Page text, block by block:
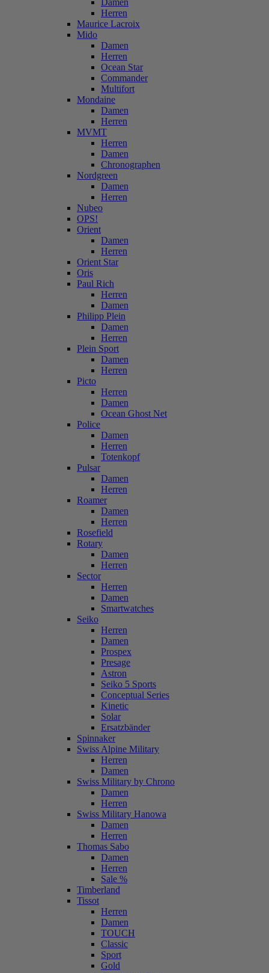
Damen
Herren
Maurice Lacroix
Mido
Damen
Herren
Ocean Star
Commander
Multifort
Mondaine
Damen
Herren
MVMT
Herren
Damen
Chronographen
Nordgreen
Damen
Herren
Nubeo
OPS!
Orient
Damen
Herren
Orient Star
Oris
Paul Rich
Herren
Damen
Philipp Plein
Damen
Herren
Plein Sport
Damen
Herren
Picto
Herren
Damen
Ocean Ghost Net
Police
Damen
Herren
Totenkopf
Pulsar
Damen
Herren
Roamer
Damen
Herren
Rosefield
Rotary
Damen
Herren
Sector
Herren
Damen
Smartwatches
Seiko
Herren
Damen
Prospex
Presage
Astron
Seiko 5 Sports
Conceptual Series
Kinetic
Solar
Ersatzbänder
Spinnaker
Swiss Alpine Military
Herren
Damen
Swiss Military by Chrono
Damen
Herren
Swiss Military Hanowa
Damen
Herren
Thomas Sabo
Damen
Herren
Sale %
Timberland
Tissot
Herren
Damen
TOUCH
Classic
Sport
Gold